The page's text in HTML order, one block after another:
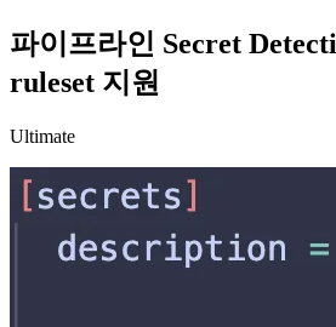
파이프라인 Secret
ruleset 지원
Ultimate